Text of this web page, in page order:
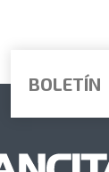
BOLETÍN